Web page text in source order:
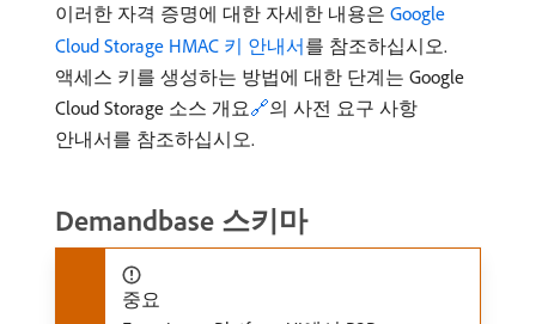
이러한 자격 증명에 대한 자세한 내용은 Google
Cloud Storage HMAC 키 안내서를 참조하십시오.
액세스 키를 생성하는 방법에 대한 단계는 Google
Cloud Storage 소스 개요🔗의 사전 요구 사항
안내서를 참조하십시오.
Demandbase 스키마
중요